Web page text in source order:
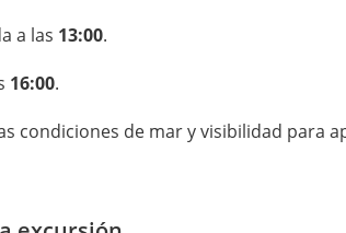
a las 13:00.
16:00.
condiciones de mar y visibilidad para